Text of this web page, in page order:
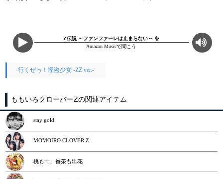
Z伝説 ～ファンファーレは止まらない～ を
Amazon Musicで聞こう
行くぜっ！怪盗少女 -ZZ ver.-
ももいろクローバーZの関連アイテム
stay gold
MOMOIRO CLOVER Z
桃も十、番茶も出花